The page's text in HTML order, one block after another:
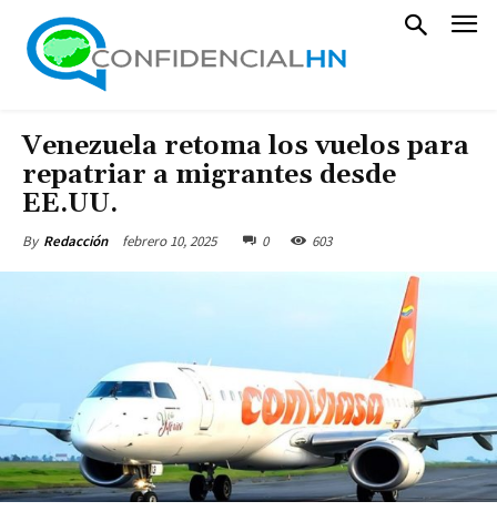
Venezuela retoma los vuelos para
repatriar a migrantes desde
EE.UU.
By Redacción febrero 10, 2025 0 603